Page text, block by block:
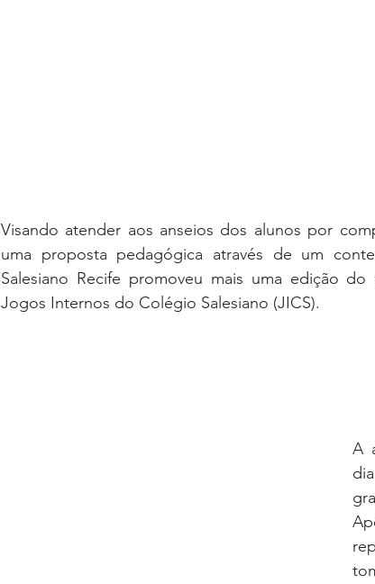
Visando atender aos anseios dos alunos por
uma proposta pedagógica através de um
Salesiano Recife promoveu mais uma edição
Jogos Internos do Colégio Salesiano (JICS).
A